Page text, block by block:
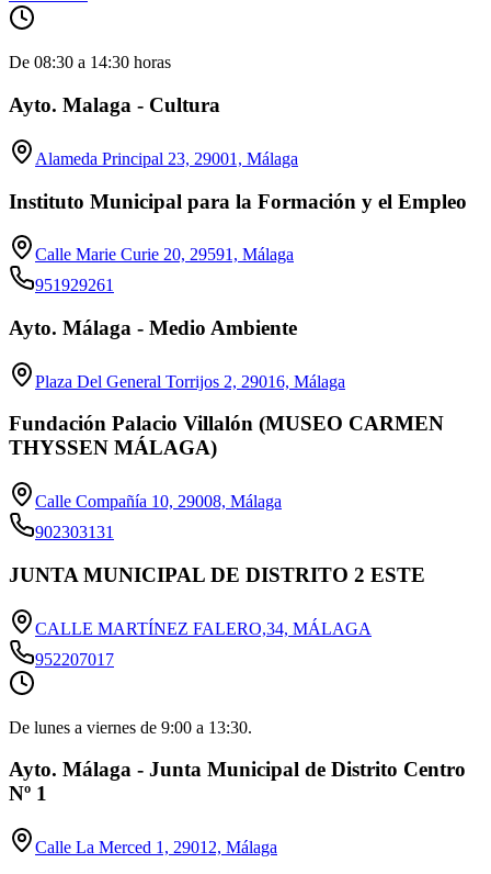
De 08:30 a 14:30 horas
Ayto. Malaga - Cultura
Alameda Principal 23, 29001, Málaga
Instituto Municipal para la Formación y el Empleo
Calle Marie Curie 20, 29591, Málaga
951929261
Ayto. Málaga - Medio Ambiente
Plaza Del General Torrijos 2, 29016, Málaga
Fundación Palacio Villalón (MUSEO CARMEN
THYSSEN MÁLAGA)
Calle Compañía 10, 29008, Málaga
902303131
JUNTA MUNICIPAL DE DISTRITO 2 ESTE
CALLE MARTÍNEZ FALERO,34, MÁLAGA
952207017
De lunes a viernes de 9:00 a 13:30.
Ayto. Málaga - Junta Municipal de Distrito Centro
Nº 1
Calle La Merced 1, 29012, Málaga